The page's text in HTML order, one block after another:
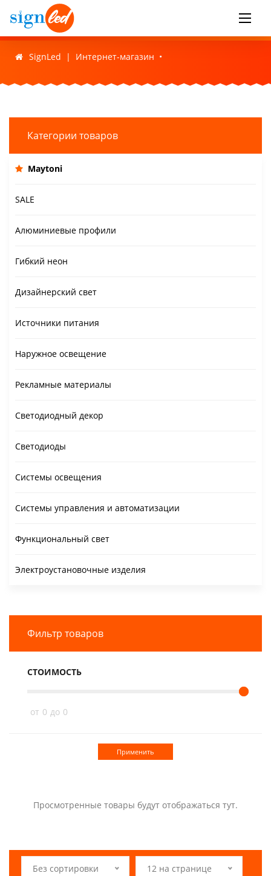
SignLed | Интернет-магазин •
Категории товаров
Maytoni
SALE
Алюминиевые профили
Гибкий неон
Дизайнерский свет
Источники питания
Наружное освещение
Рекламные материалы
Светодиодный декор
Светодиоды
Системы освещения
Системы управления и автоматизации
Функциональный свет
Электроустановочные изделия
Фильтр товаров
СТОИМОСТЬ
от 0 до 0
Применить
Просмотренные товары будут отображаться тут.
Без сортировки 12 на странице